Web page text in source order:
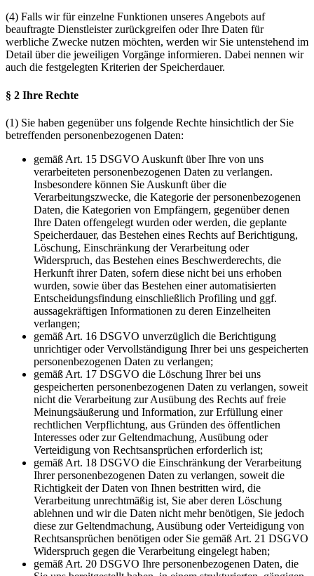
(4) Falls wir für einzelne Funktionen unseres Angebots auf
beauftragte Dienstleister zurückgreifen oder Ihre Daten für
werbliche Zwecke nutzen möchten, werden wir Sie untenstehend im
Detail über die jeweiligen Vorgänge informieren. Dabei nennen wir
auch die festgelegten Kriterien der Speicherdauer.
§ 2 Ihre Rechte
(1) Sie haben gegenüber uns folgende Rechte hinsichtlich der Sie
betreffenden personenbezogenen Daten:
gemäß Art. 15 DSGVO Auskunft über Ihre von uns
verarbeiteten personenbezogenen Daten zu verlangen.
Insbesondere können Sie Auskunft über die
Verarbeitungszwecke, die Kategorie der personenbezogenen
Daten, die Kategorien von Empfängern, gegenüber denen
Ihre Daten offengelegt wurden oder werden, die geplante
Speicherdauer, das Bestehen eines Rechts auf Berichtigung,
Löschung, Einschränkung der Verarbeitung oder
Widerspruch, das Bestehen eines Beschwerderechts, die
Herkunft ihrer Daten, sofern diese nicht bei uns erhoben
wurden, sowie über das Bestehen einer automatisierten
Entscheidungsfindung einschließlich Profiling und ggf.
aussagekräftigen Informationen zu deren Einzelheiten
verlangen;
gemäß Art. 16 DSGVO unverzüglich die Berichtigung
unrichtiger oder Vervollständigung Ihrer bei uns gespeicherten
personenbezogenen Daten zu verlangen;
gemäß Art. 17 DSGVO die Löschung Ihrer bei uns
gespeicherten personenbezogenen Daten zu verlangen, soweit
nicht die Verarbeitung zur Ausübung des Rechts auf freie
Meinungsäußerung und Information, zur Erfüllung einer
rechtlichen Verpflichtung, aus Gründen des öffentlichen
Interesses oder zur Geltendmachung, Ausübung oder
Verteidigung von Rechtsansprüchen erforderlich ist;
gemäß Art. 18 DSGVO die Einschränkung der Verarbeitung
Ihrer personenbezogenen Daten zu verlangen, soweit die
Richtigkeit der Daten von Ihnen bestritten wird, die
Verarbeitung unrechtmäßig ist, Sie aber deren Löschung
ablehnen und wir die Daten nicht mehr benötigen, Sie jedoch
diese zur Geltendmachung, Ausübung oder Verteidigung von
Rechtsansprüchen benötigen oder Sie gemäß Art. 21 DSGVO
Widerspruch gegen die Verarbeitung eingelegt haben;
gemäß Art. 20 DSGVO Ihre personenbezogenen Daten, die